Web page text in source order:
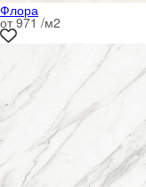
Флора
от 971 /м2